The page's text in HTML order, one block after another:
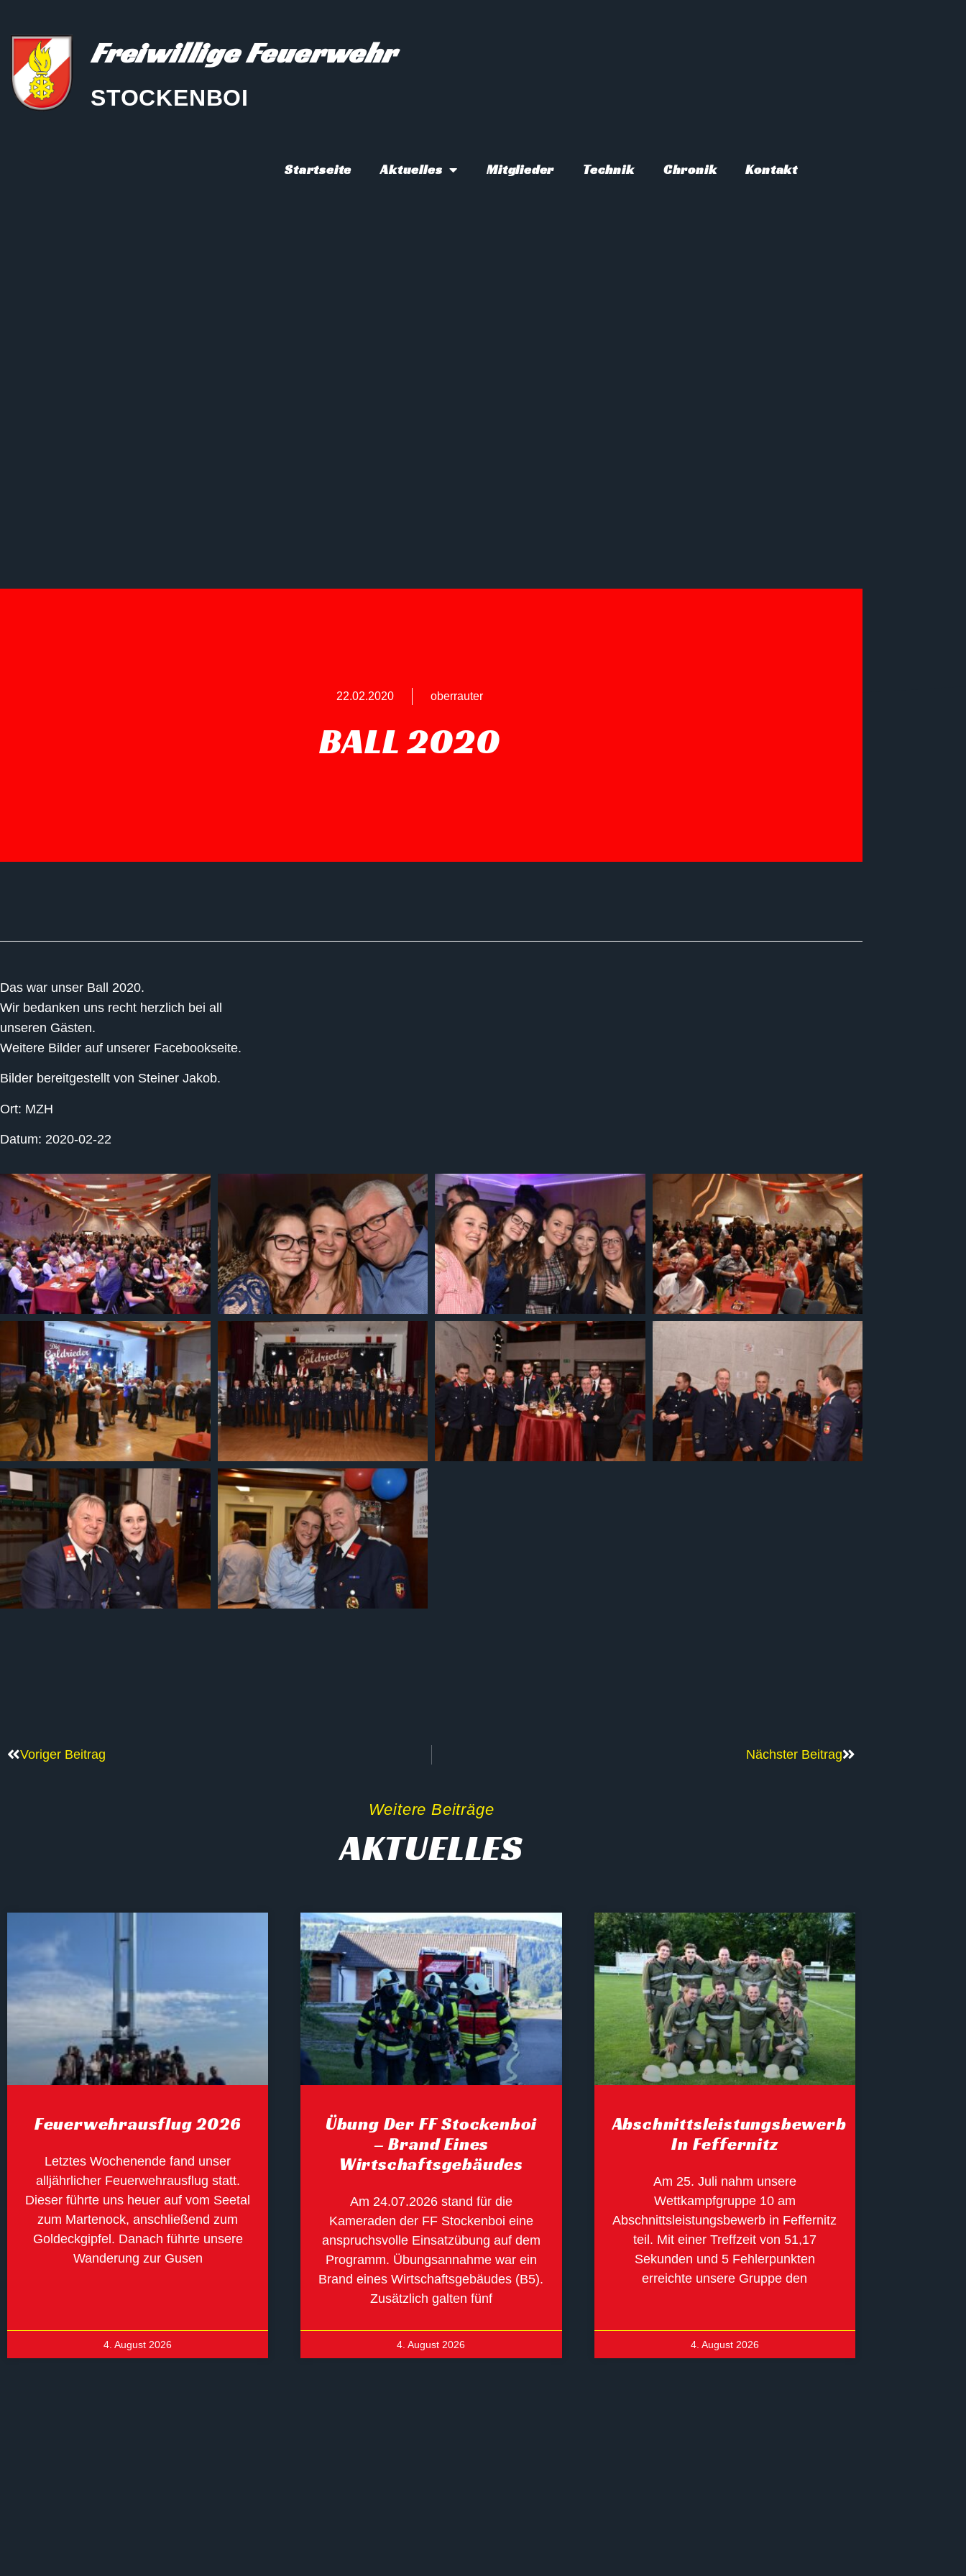
Freiwillige Feuerwehr
STOCKENBOI
Startseite Aktuelles Mitglieder Technik Chronik Kontakt
22.02.2020 oberrauter
BALL 2020
Das war unser Ball 2020.
Wir bedanken uns recht herzlich bei all
unseren Gästen.
Weitere Bilder auf unserer Facebookseite.
Bilder bereitgestellt von Steiner Jakob.
Ort: MZH
Datum: 2020-02-22
Voriger Beitrag Nächster Beitrag
Weitere Beiträge
AKTUELLES
Feuerwehrausflug 2026
Letztes Wochenende fand unser
alljährlicher Feuerwehrausflug statt.
Dieser führte uns heuer auf vom Seetal
zum Martenock, anschließend zum
Goldeckgipfel. Danach führte unsere
Wanderung zur Gusen
4. August 2026
Übung Der FF Stockenboi
– Brand Eines
Wirtschaftsgebäudes
Am 24.07.2026 stand für die
Kameraden der FF Stockenboi eine
anspruchsvolle Einsatzübung auf dem
Programm. Übungsannahme war ein
Brand eines Wirtschaftsgebäudes (B5).
Zusätzlich galten fünf
4. August 2026
Abschnittsleistungsbewerb
In Feffernitz
Am 25. Juli nahm unsere
Wettkampfgruppe 10 am
Abschnittsleistungsbewerb in Feffernitz
teil. Mit einer Treffzeit von 51,17
Sekunden und 5 Fehlerpunkten
erreichte unsere Gruppe den
4. August 2026